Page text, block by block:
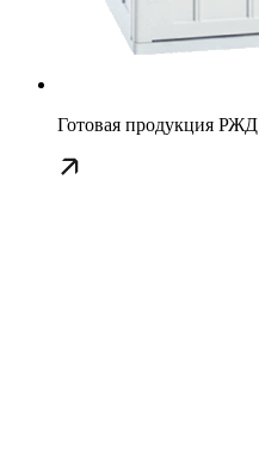
Готовая продукция РЖД